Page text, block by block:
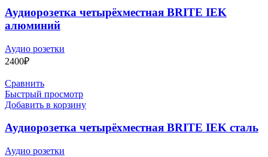
Аудиорозетка четырёхместная BRITE IEK
алюминий
Аудио розетки
2400₽
Сравнить
Быстрый просмотр
Добавить в корзину
Аудиорозетка четырёхместная BRITE IEK сталь
Аудио розетки